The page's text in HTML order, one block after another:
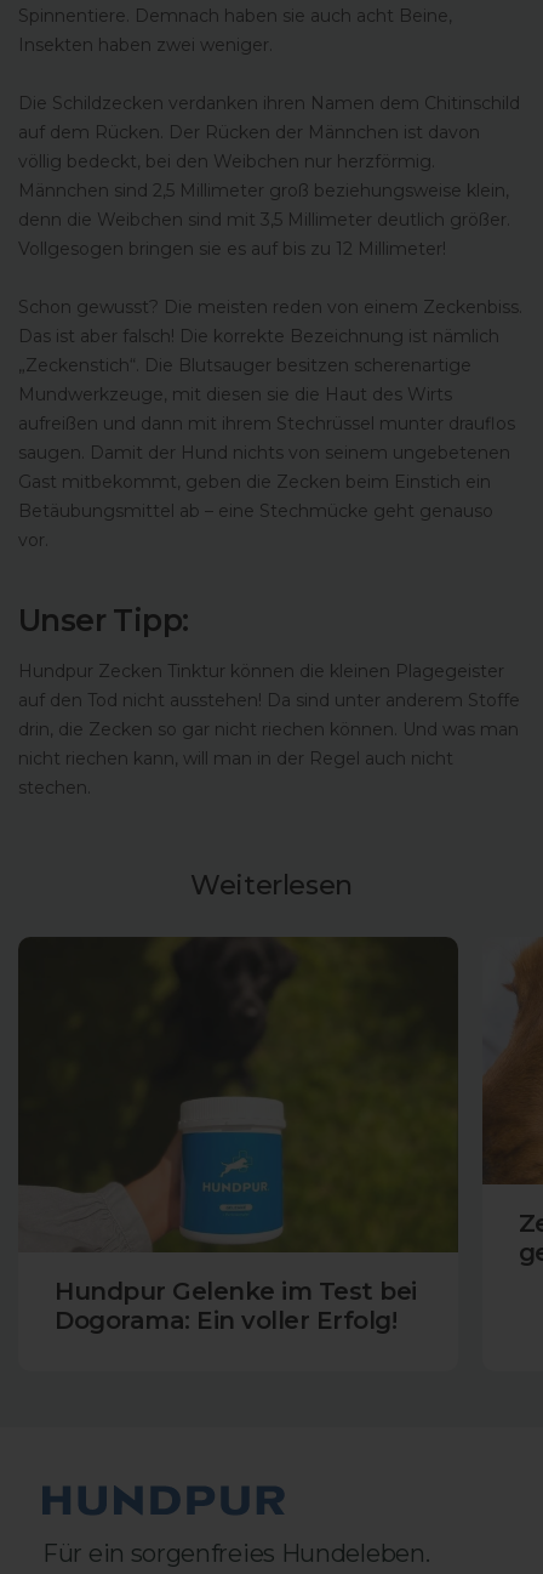
Spinnentiere. Demnach haben sie auch acht Beine,
Insekten haben zwei weniger.
Die Schildzecken verdanken ihren Namen dem Chitinschild
auf dem Rücken. Der Rücken der Männchen ist davon
völlig bedeckt, bei den Weibchen nur herzförmig.
Männchen sind 2,5 Millimeter groß beziehungsweise klein,
denn die Weibchen sind mit 3,5 Millimeter deutlich größer.
Vollgesogen bringen sie es auf bis zu 12 Millimeter!
Schon gewusst? Die meisten reden von einem Zeckenbiss.
Das ist aber falsch! Die korrekte Bezeichnung ist nämlich
„Zeckenstich“. Die Blutsauger besitzen scherenartige
Mundwerkzeuge, mit diesen sie die Haut des Wirts
aufreißen und dann mit ihrem Stechrüssel munter drauflos
saugen. Damit der Hund nichts von seinem ungebetenen
Gast mitbekommt, geben die Zecken beim Einstich ein
Betäubungsmittel ab – eine Stechmücke geht genauso
vor.
Unser Tipp:
Hundpur Zecken Tinktur können die kleinen Plagegeister
auf den Tod nicht ausstehen! Da sind unter anderem Stoffe
drin, die Zecken so gar nicht riechen können. Und was man
nicht riechen kann, will man in der Regel auch nicht
stechen.
Weiterlesen
Hundpur Gelenke im Test bei
Dogorama: Ein voller Erfolg!
Für ein sorgenfreies Hundeleben.
Bewertungen
4,7 rating 217 bewertungen
Karin Braun
Ich güttere meinem schwer Arthrose